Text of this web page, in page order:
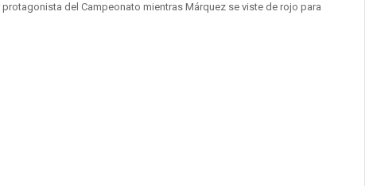
protagonista del Campeonato mientras Márquez se viste de rojo para